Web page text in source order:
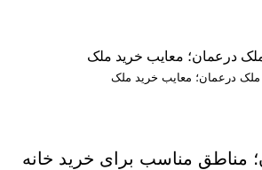
ملک درعمان؛ معایب خرید ملک
مناطق مناسب برای خرید خانه